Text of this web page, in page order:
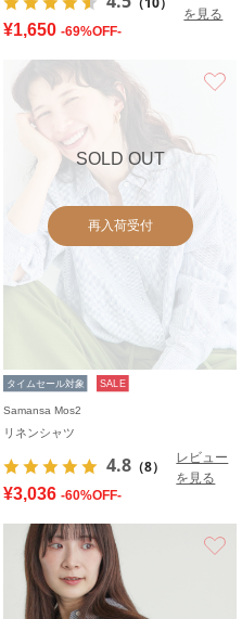
を見る
¥1,650 -69%OFF-
お気に入り
SOLD OUT
再入荷受付
タイムセール対象 SALE
Samansa Mos2
リネンシャツ
4.8 （8）
レビュー
を見る
¥3,036 -60%OFF-
お気に入り